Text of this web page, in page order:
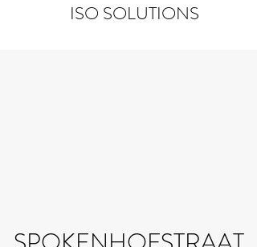
ISO SOLUTIONS